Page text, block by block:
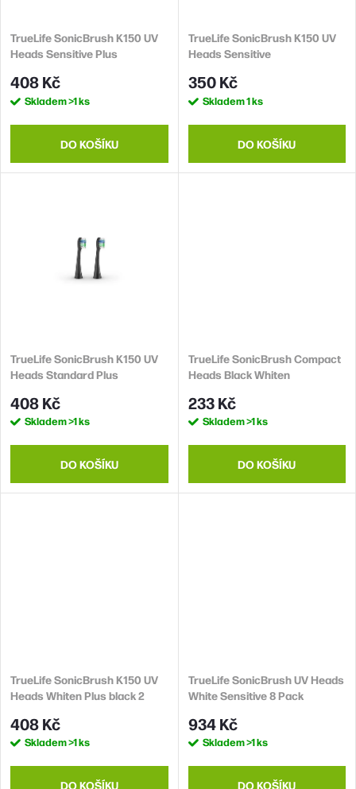
d
u
k
t
o
d
u
k
ů
TrueLife SonicBrush K150 UV
Heads Sensitive Plus
408 Kč
Skladem>1 ks
DO KOŠÍKU
TrueLife SonicBrush K150 UV
Heads Sensitive
350 Kč
Skladem1 ks
DO KOŠÍKU
TrueLife SonicBrush K150 UV
Heads Standard Plus
408 Kč
Skladem>1 ks
DO KOŠÍKU
TrueLife SonicBrush Compact
Heads Black Whiten
233 Kč
Skladem>1 ks
DO KOŠÍKU
TrueLife SonicBrush K150 UV
Heads Whiten Plus black 2
408 Kč
Skladem>1 ks
DO KOŠÍKU
TrueLife SonicBrush UV Heads
White Sensitive 8 Pack
934 Kč
Skladem>1 ks
DO KOŠÍKU